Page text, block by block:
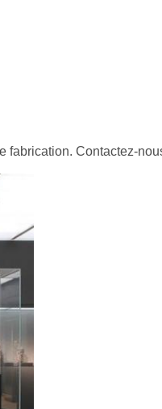
fabrication. Contactez-